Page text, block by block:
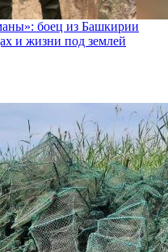
боец из Башкирии
и жизни под землей